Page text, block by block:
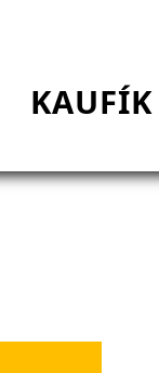
KAUFÍK